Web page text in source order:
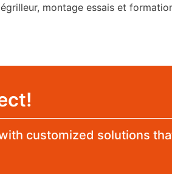
montage essais et
customized solutions